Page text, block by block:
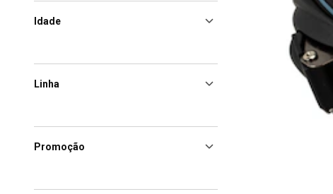
Idade
Linha
Promoção